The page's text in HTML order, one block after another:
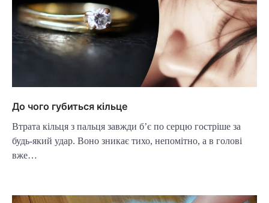
До чого губиться кільце
Втрата кільця з пальця завжди б’є по серцю гостріше за
будь-який удар. Воно зникає тихо, непомітно, а в голові
вже…